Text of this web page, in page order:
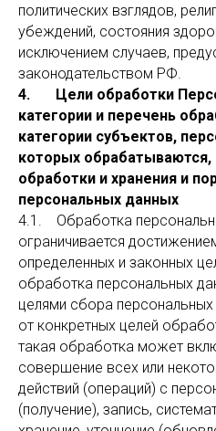
политических взглядов,
убеждений, состояния
исключением случаев,
законодательством РФ.
4. Цели обработки
категории и перечень
категории субъектов,
которых
обработки и хранения и
персональных данных
4.1. Обработка
ограничивается
определенных и законных
обработка персональных
целями сбора
от конкретных целей
такая обработка может
совершение всех или
действий (операций) с
(получение), запись,